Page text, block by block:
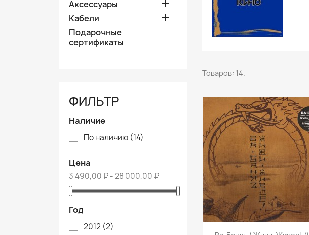
Аксессуары 
Кабели 
Подарочные
сертификаты
ФИЛЬТР
Наличие
По наличию (14)
Цена
3 490,00 ₽ - 28 000,00 ₽
Год
2012 (2)
Товаров: 14.
Быстрый просмотр